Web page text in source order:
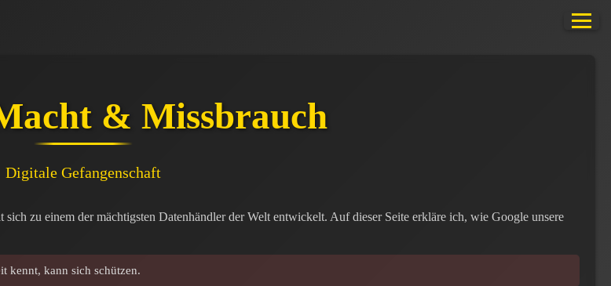
& Missbrauch
Digitale Gefangenschaft
zu einem der mächtigsten Datenhändler der Welt entwickelt. Auf dieser Seite erkläre ich, wie Google unsere
kennt, kann sich schützen.